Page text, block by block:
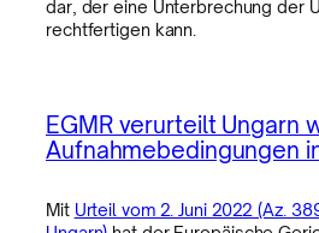
dar, der eine Unterbrechung der
rechtfertigen kann.
EGMR verurteilt Ungarn
Aufnahmebedingungen
Mit Urteil vom 2. Juni 2022 (Az.